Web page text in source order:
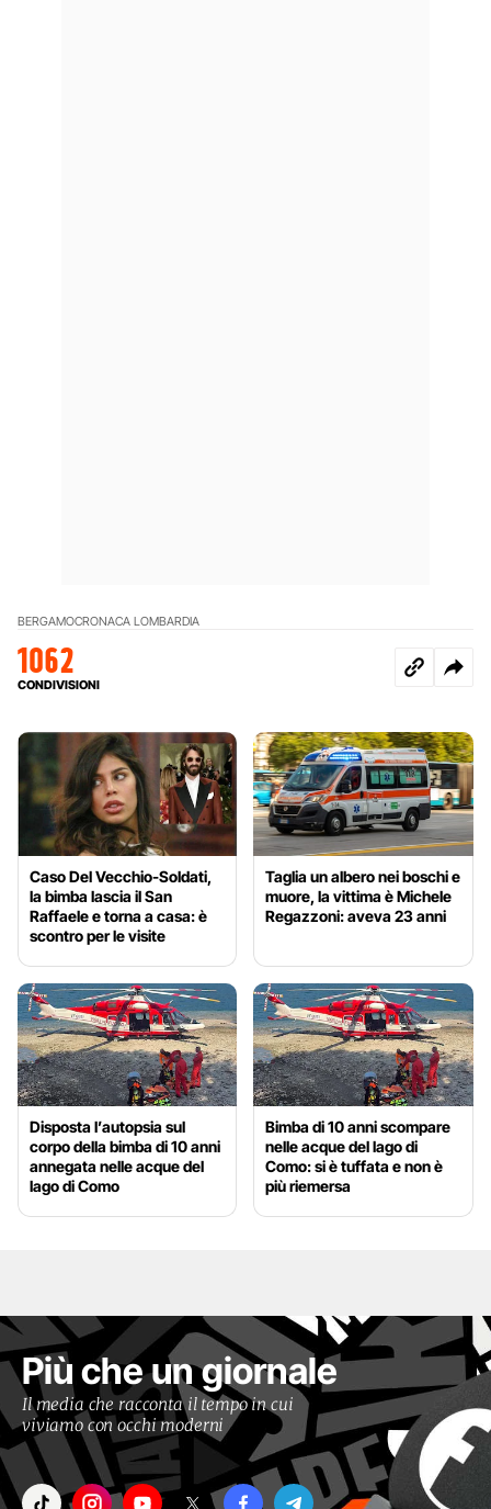
BERGAMOCRONACA LOMBARDIA
1062
CONDIVISIONI
Caso Del Vecchio-Soldati,
la bimba lascia il San
Raffaele e torna a casa: è
scontro per le visite
Taglia un albero nei boschi e
muore, la vittima è Michele
Regazzoni: aveva 23 anni
Disposta l’autopsia sul
corpo della bimba di 10 anni
annegata nelle acque del
lago di Como
Bimba di 10 anni scompare
nelle acque del lago di
Como: si è tuffata e non è
più riemersa
Più che un giornale
Il media che racconta il tempo in cui
viviamo con occhi moderni